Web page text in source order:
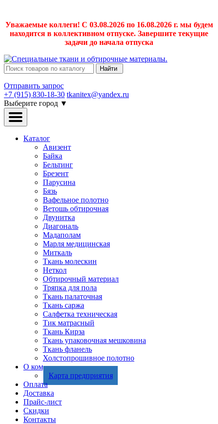
Уважаемые коллеги! С 03.08.2026 по 16.08.2026 г. мы будем
находится в коллективном отпуске. Завершите текущие
задачи до начала отпуска
Найти
Отправить запрос
+7 (915) 830-18-30 tkanitex@yandex.ru
Выберите город ▼
Каталог
Авизент
Байка
Бельтинг
Брезент
Парусина
Бязь
Вафельное полотно
Ветошь обтирочная
Двунитка
Диагональ
Мадаполам
Марля медицинская
Миткаль
Ткань молескин
Неткол
Обтирочный материал
Тряпка для пола
Ткань палаточная
Ткань саржа
Салфетка техническая
Тик матрасный
Ткань Кирза
Ткань упаковочная мешковина
Ткань фланель
Холстопрошивное полотно
О компании
Карта предприятия
Оплата
Доставка
Прайс-лист
Скидки
Контакты